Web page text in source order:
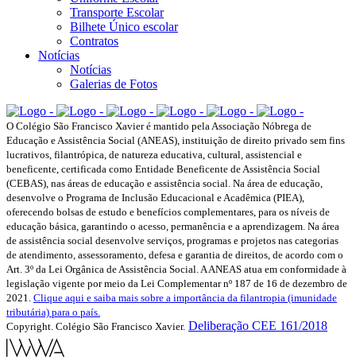
Transporte Escolar
Bilhete Único escolar
Contratos
Notícias
Notícias
Galerias de Fotos
O Colégio São Francisco Xavier é mantido pela Associação Nóbrega de
Educação e Assistência Social (ANEAS), instituição de direito privado sem fins
lucrativos, filantrópica, de natureza educativa, cultural, assistencial e
beneficente, certificada como Entidade Beneficente de Assistência Social
(CEBAS), nas áreas de educação e assistência social. Na área de educação,
desenvolve o Programa de Inclusão Educacional e Acadêmica (PIEA),
oferecendo bolsas de estudo e benefícios complementares, para os níveis de
educação básica, garantindo o acesso, permanência e a aprendizagem. Na área
de assistência social desenvolve serviços, programas e projetos nas categorias
de atendimento, assessoramento, defesa e garantia de direitos, de acordo com o
Art. 3º da Lei Orgânica de Assistência Social. A ANEAS atua em conformidade à
legislação vigente por meio da Lei Complementar nº 187 de 16 de dezembro de
2021. Clique aqui e saiba mais sobre a importância da filantropia (imunidade
tributária) para o país.
Copyright. Colégio São Francisco Xavier. Deliberação CEE 161/2018